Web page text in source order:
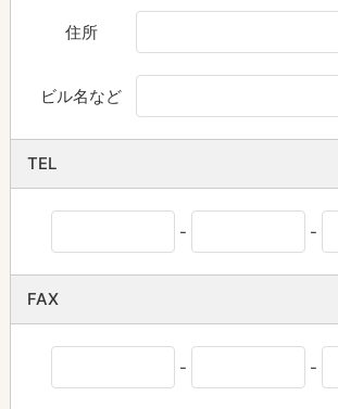
住所
ビル名など
TEL
- -
FAX
- -